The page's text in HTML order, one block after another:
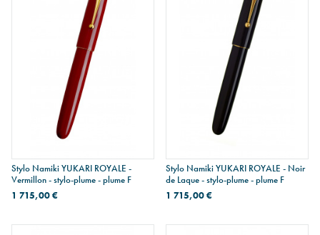
Stylo Namiki YUKARI ROYALE -
Vermillon - stylo-plume - plume F
1 715,00 €
Stylo Namiki YUKARI ROYALE - Noir
de Laque - stylo-plume - plume F
1 715,00 €